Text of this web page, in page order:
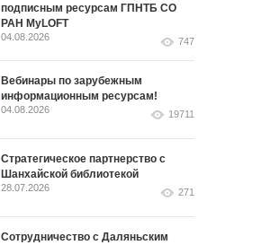
подписным ресурсам ГПНТБ СО
РАН MyLOFT
04.08.2026 747
Вебинары по зарубежным
информационным ресурсам!
04.08.2026 19711
Стратегическое партнерство с
Шанхайской библиотекой
28.07.2026 271
Сотрудничество с Даляньским